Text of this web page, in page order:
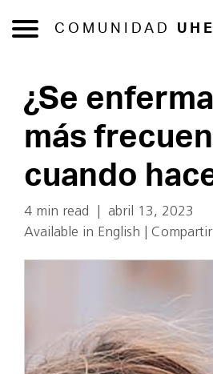
COMUNIDAD
¿Se
más
cuando
4 min read
abril 13, 2023
Available in English
Compartir